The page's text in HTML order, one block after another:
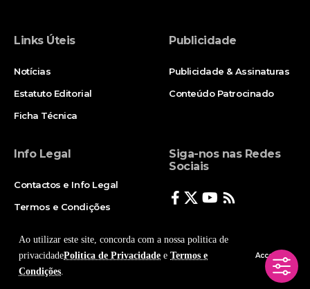
Ao utilizar este site, concorda com a nossa politica de
privacidadePolitica de Privacidade e Termos e
Condições.
Accept
Links Úteis
Notícias
Estatuto Editorial
Ficha Técnica
Publicidade
Publicidade & Assinaturas
Conteúdo Patrocinado
Info Legal
Contactos e Info Legal
Termos e Condições
Siga-nos nas Redes
Sociais
© Copyright 2025, Todos os Direitos Reservados - Terra Ruiva - Created by Pixart